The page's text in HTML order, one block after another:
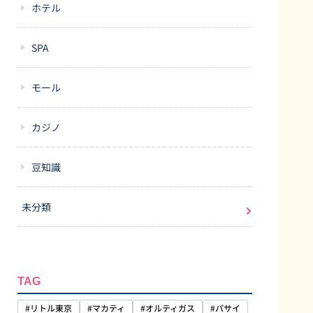
ホテル
SPA
モール
カジノ
豆知識
未分類
TAG
#リトル東京 #マカティ #オルティガス #パサイ